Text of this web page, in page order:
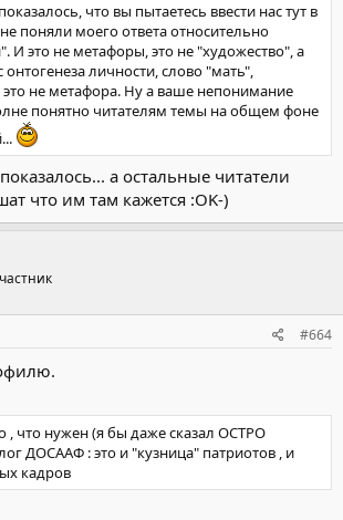
что вы пытаетесь ввести нас тут в
поняли моего ответа относительно
И это не метафоры, это не "художество", а
личности, слово "мать",
это не метафора. Ну а ваше непонимание
понятно читателям темы на общем фоне
а остальные читатели
что им там кажется :OK-)
#664
, что нужен (я бы даже сказал ОСТРО
ДОСААФ : это и "кузница" патриотов , и
кадров